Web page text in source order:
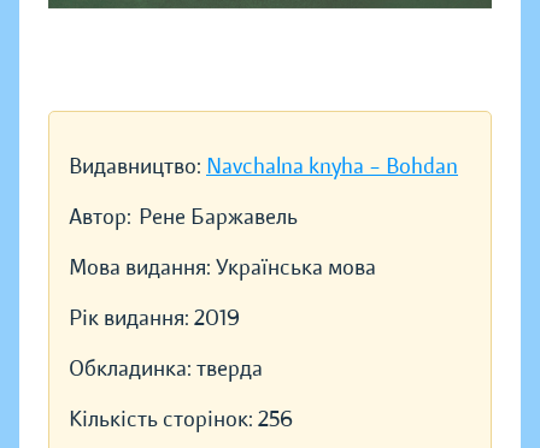
Видавництво: Navchalna knyha – Bohdan
Автор: Рене Баржавель
Мова видання: Українська мова
Рік видання: 2019
Обкладинка: тверда
Кількість сторінок: 256